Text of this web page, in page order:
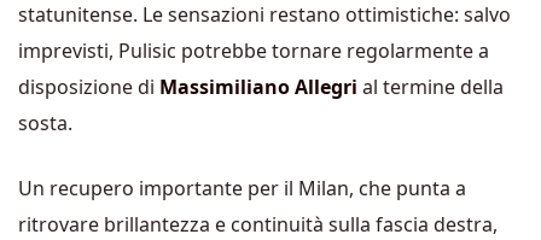
statunitense. Le sensazioni restano ottimistiche: salvo
imprevisti, Pulisic potrebbe tornare regolarmente a
disposizione di Massimiliano Allegri al termine della
sosta.
Un recupero importante per il Milan, che punta a
ritrovare brillantezza e continuità sulla fascia destra,